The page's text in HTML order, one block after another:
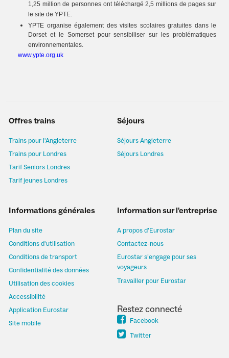
1,25 million de personnes ont téléchargé 2,5 millions de pages sur
le site de YPTE.
YPTE organise également des visites scolaires gratuites dans le
Dorset et le Somerset pour sensibiliser sur les problématiques
environnementales.
www.ypte.org.uk
Offres trains
Trains pour l'Angleterre
Trains pour Londres
Tarif Seniors Londres
Tarif jeunes Londres
Séjours
Séjours Angleterre
Séjours Londres
Informations générales
Plan du site
Conditions d'utilisation
Conditions de transport
Confidentialité des données
Utilisation des cookies
Accessibilité
Application Eurostar
Site mobile
Information sur l'entreprise
A propos d’Eurostar
Contactez-nous
Eurostar s’engage pour ses
voyageurs
Travailler pour Eurostar
Restez connecté
Facebook
Twitter